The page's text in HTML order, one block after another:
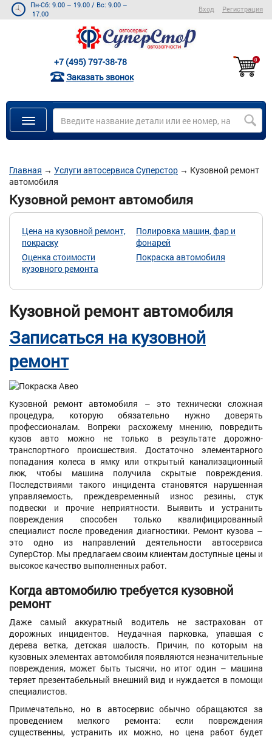
Пн-Сб: 9.00 – 19.00 / Вс: 9.00 –
17.00
Вход Регистрация
+7 (495) 797-38-78
Заказать звонок
0
Главная → Услуги автосервиса Суперстор → Кузовной ремонт
автомобиля
Кузовной ремонт автомобиля
Цена на кузовной ремонт,
покраску
Полировка машин, фар и
фонарей
Оценка стоимости
кузовного ремонта
Покраска автомобиля
Кузовной ремонт автомобиля
Записаться на кузовной
ремонт
Кузовной ремонт автомобиля – это технически сложная
процедура, которую обязательно нужно доверять
профессионалам. Вопреки расхожему мнению, повредить
кузов авто можно не только в результате дорожно-
транспортного происшествия. Достаточно элементарного
попадания колеса в ямку или открытый канализационный
люк, чтобы машина получила скрытые повреждения.
Последствиями такого инцидента становятся нарушенная
управляемость, преждевременный износ резины, стук
подвески и прочие неприятности. Выявить и устранить
повреждения способен только квалифицированный
специалист после проведения диагностики. Ремонт кузова –
это одно из направлений деятельности автосервиса
СуперСтор. Мы предлагаем своим клиентам доступные цены и
высокое качество выполненных работ.
Когда автомобилю требуется кузовной
ремонт
Даже самый аккуратный водитель не застрахован от
дорожных инцидентов. Неудачная парковка, упавшая с
дерева ветка, детская шалость. Причин, по которым на
кузовных элементах автомобиля появляются незначительные
повреждения, может быть тысячи, но итог один – машина
теряет презентабельный внешний вид и нуждается в помощи
специалистов.
Примечательно, но в автосервис обычно обращаются за
проведением мелкого ремонта: если повреждения
существенны, устранить их можно, но цена работ будет